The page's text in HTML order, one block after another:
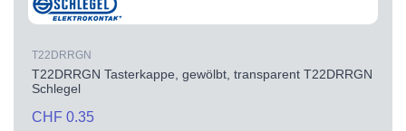
T22DRRGN
T22DRRGN Tasterkappe, gewölbt, transparent T22DRRGN
Schlegel
CHF 0.35